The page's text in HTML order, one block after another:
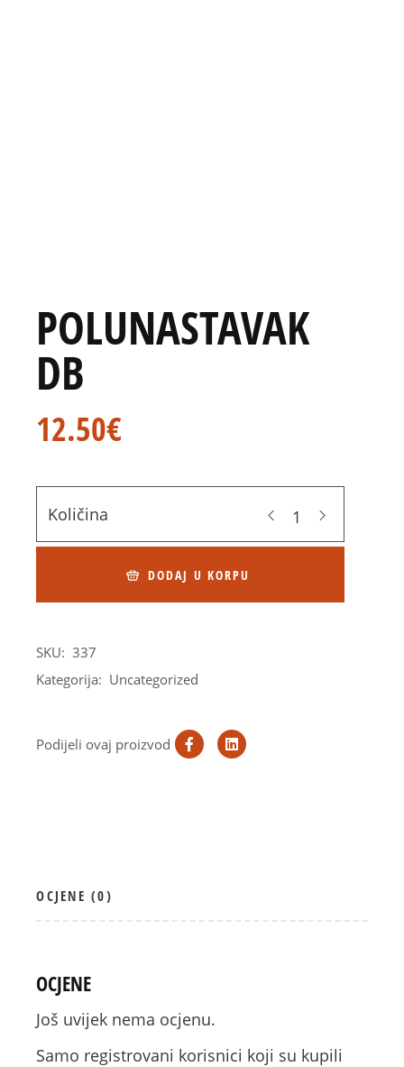
POLUNASTAVAK
DB
12.50€
Količina
DODAJ U KORPU
SKU: 337
Kategorija: Uncategorized
Podijeli ovaj proizvod
OCJENE (0)
OCJENE
Još uvijek nema ocjenu.
Samo registrovani korisnici koji su kupili